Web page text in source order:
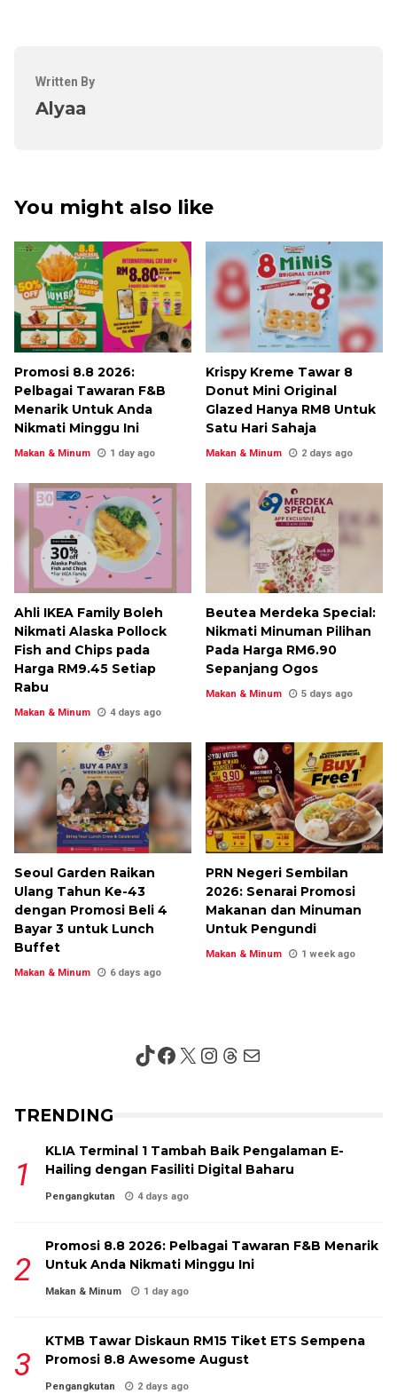
Written By
Alyaa
You might also like
Promosi 8.8 2026:
Pelbagai Tawaran F&B
Menarik Untuk Anda
Nikmati Minggu Ini
Makan & Minum 1 day ago
Krispy Kreme Tawar 8
Donut Mini Original
Glazed Hanya RM8 Untuk
Satu Hari Sahaja
Makan & Minum 2 days ago
Ahli IKEA Family Boleh
Nikmati Alaska Pollock
Fish and Chips pada
Harga RM9.45 Setiap
Rabu
Makan & Minum 4 days ago
Beutea Merdeka Special:
Nikmati Minuman Pilihan
Pada Harga RM6.90
Sepanjang Ogos
Makan & Minum 5 days ago
Seoul Garden Raikan
Ulang Tahun Ke-43
dengan Promosi Beli 4
Bayar 3 untuk Lunch
Buffet
Makan & Minum 6 days ago
PRN Negeri Sembilan
2026: Senarai Promosi
Makanan dan Minuman
Untuk Pengundi
Makan & Minum 1 week ago
TikTok
Facebook
X Instagram
Threads
Mail
TRENDING
KLIA Terminal 1 Tambah Baik Pengalaman E-
Hailing dengan Fasiliti Digital Baharu
Pengangkutan 4 days ago
Promosi 8.8 2026: Pelbagai Tawaran F&B Menarik
Untuk Anda Nikmati Minggu Ini
Makan & Minum 1 day ago
KTMB Tawar Diskaun RM15 Tiket ETS Sempena
Promosi 8.8 Awesome August
Pengangkutan 2 days ago